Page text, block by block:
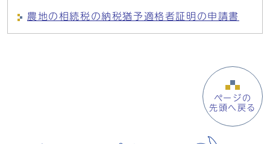
農地の相続税の納税猶予適格者証明の申請書
ページの
先頭へ戻る